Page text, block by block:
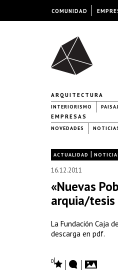
ARQUITECTURA
INTERIORISMO
EMPRESAS
NOVEDADES
ACTUALIDAD |
16.12.2011
«Nuevas
arquia/tesis
La Fundación Caja
descarga en pdf.
0
COMUNIDAD